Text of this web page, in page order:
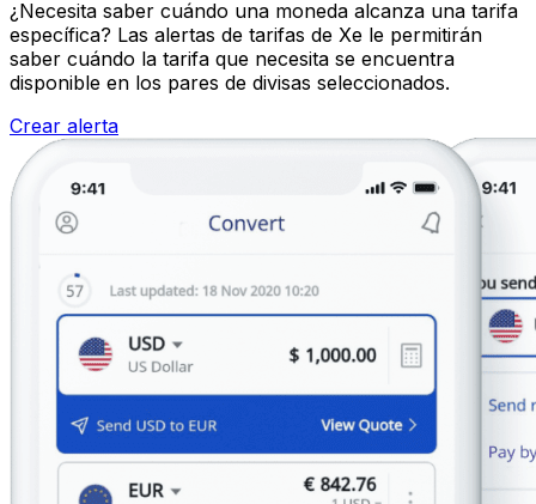
¿Necesita saber cuándo una moneda alcanza una tarifa
específica? Las alertas de tarifas de Xe le permitirán
saber cuándo la tarifa que necesita se encuentra
disponible en los pares de divisas seleccionados.
Crear alerta